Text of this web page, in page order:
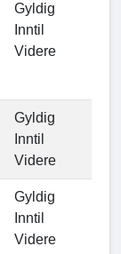
Gyldig
Inntil
Videre
Gyldig
Inntil
Videre
Gyldig
Inntil
Videre